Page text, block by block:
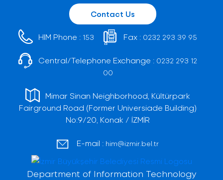
Contact Us
HIM Phone : 153 Fax : 0232 293 39 95
Central/Telephone Exchange : 0232 293 12
00
Mimar Sinan Neighborhood, Kültürpark
Fairground Road (Former Universiade Building)
No:9/20, Konak / İZMİR
E-mail : him@izmir.bel.tr
Department of Information Technology